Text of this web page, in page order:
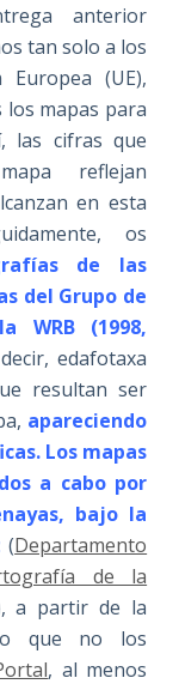
anterior
tan solo a los
(UE),
mapas para
las cifras que
reflejan
en esta
os
de las
del Grupo de
WRB (1998,
edafotaxa
resultan ser
apareciendo
Los mapas
a cabo por
bajo la
(Departamento
de la
a partir de la
que no los
, al menos